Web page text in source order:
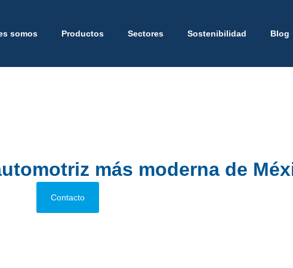
somos Productos Sectores Sostenibilidad Blog
más moderna de
Contacto